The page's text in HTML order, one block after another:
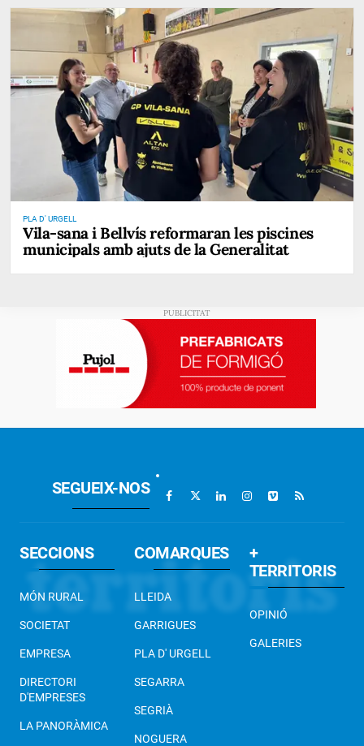
PLA D' URGELL
Vila-sana i Bellvís reformaran les piscines
municipals amb ajuts de la Generalitat
SEGUEIX-NOS
SECCIONS
MÓN RURAL
SOCIETAT
EMPRESA
DIRECTORI
D'EMPRESES
LA PANORÀMICA
COMARQUES
LLEIDA
GARRIGUES
PLA D' URGELL
SEGARRA
SEGRIÀ
NOGUERA
+
TERRITORIS
OPINIÓ
GALERIES